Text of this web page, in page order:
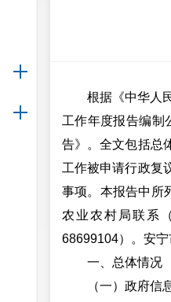
根据 《中华
工作年度报告编制
告》。全文包括总
工作被申请行政复
事项。本报告中所
农业农村局联系
68699104）。安
一、总体情况
（一）政府信